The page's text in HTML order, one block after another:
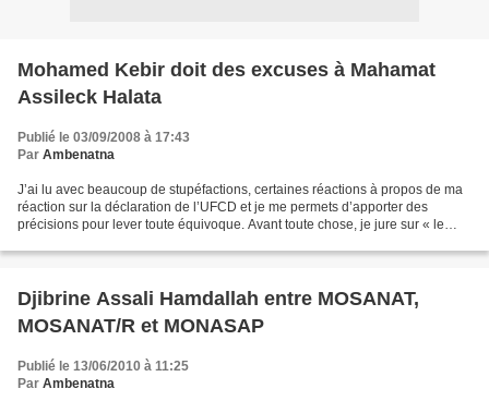
Mohamed Kebir doit des excuses à Mahamat
Assileck Halata
Publié le 03/09/2008 à 17:43
Par Ambenatna
J’ai lu avec beaucoup de stupéfactions, certaines réactions à propos de ma
réaction sur la déclaration de l’UFCD et je me permets d’apporter des
précisions pour lever toute équivoque. Avant toute chose, je jure sur « le
Djibrine Assali Hamdallah entre MOSANAT,
MOSANAT/R et MONASAP
Publié le 13/06/2010 à 11:25
Par Ambenatna